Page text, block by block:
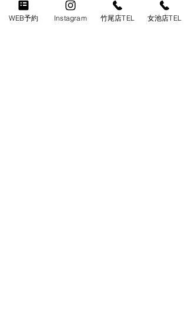
WEB予約 Instagram 竹尾店TEL 女池店TEL